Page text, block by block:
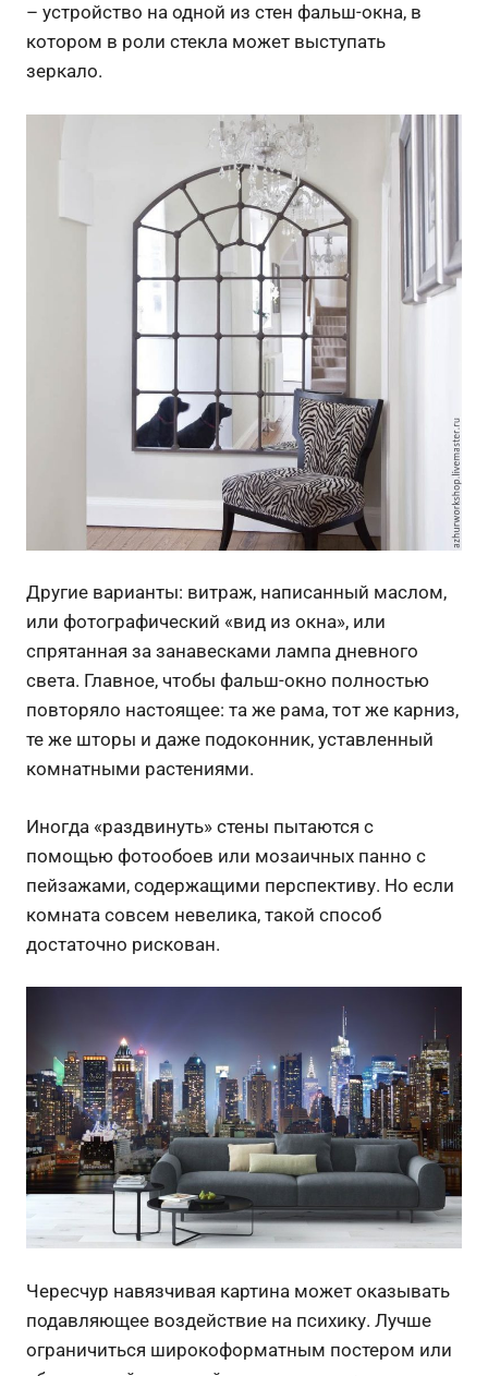
– устройство на одной из стен фальш-окна, в
котором в роли стекла может выступать
зеркало.
Другие варианты: витраж, написанный маслом,
или фотографический «вид из окна», или
спрятанная за занавесками лампа дневного
света. Главное, чтобы фальш-окно полностью
повторяло настоящее: та же рама, тот же карниз,
те же шторы и даже подоконник, уставленный
комнатными растениями.
Иногда «раздвинуть» стены пытаются с
помощью фотообоев или мозаичных панно с
пейзажами, содержащими перспективу. Но если
комната совсем невелика, такой способ
достаточно рискован.
Чересчур навязчивая картина может оказывать
подавляющее воздействие на психику. Лучше
ограничиться широкоформатным постером или